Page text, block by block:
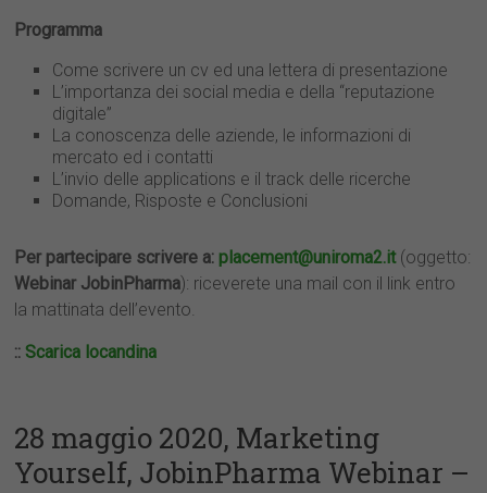
Programma
Come scrivere un cv ed una lettera di presentazione
L’importanza dei social media e della “reputazione
digitale”
La conoscenza delle aziende, le informazioni di
mercato ed i contatti
L’invio delle applications e il track delle ricerche
Domande, Risposte e Conclusioni
Per partecipare scrivere a: placement@uniroma2.it(oggetto:
Webinar JobinPharma): riceverete una mail con il link entro
la mattinata dell’evento.
:: Scarica locandina
28 maggio 2020, Marketing
Yourself, JobinPharma Webinar –